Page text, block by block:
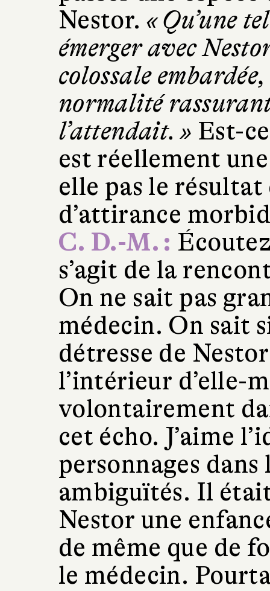
Nestor.« Qu’une
émerger avec
colossale
normalité
l’attendait. » Est-
est réellement une
elle pas le résultat
d’attirance
C. D.-M. :
s’agit de la
On ne sait pas
médecin. On sait
détresse de
l’intérieur d’elle-
volontairement
cet écho. J’aime
personnages
ambiguïtés. Il
Nestor une
de même que de
le médecin.